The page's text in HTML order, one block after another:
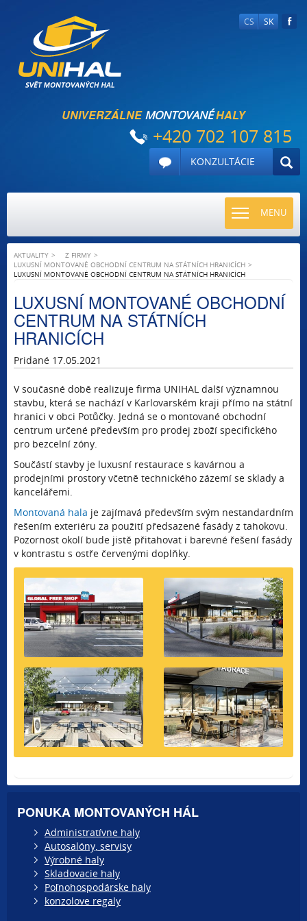
CS SK
UNIVERZÁLNEMONTOVANÉHALY
+420 702 107 815
KONZULTÁCIE
MENU
TOGGLE
AKTUALITY
Z FIRMY
LUXUSNÍ MONTOVANÉ OBCHODNÍ CENTRUM NA STÁTNÍCH HRANICÍCH
LUXUSNÍ MONTOVANÉ OBCHODNÍ CENTRUM NA STÁTNÍCH HRANICÍCH
LUXUSNÍ MONTOVANÉ OBCHODNÍ
CENTRUM NA STÁTNÍCH
HRANICÍCH
Pridané 17.05.2021
V současné době realizuje firma UNIHAL další významnou
stavbu, která se nachází v Karlovarském kraji přímo na státní
hranici v obci Potůčky. Jedná se o montované obchodní
centrum určené především pro prodej zboží specifického
pro bezcelní zóny.
Součástí stavby je luxusní restaurace s kavárnou a
prodejními prostory včetně technického zázemí se sklady a
kancelářemi.
Montovaná hala je zajímavá především svým nestandardním
řešením exteriéru za použití předsazené fasády z tahokovu.
Pozornost okolí bude jistě přitahovat i barevné řešení fasády
v kontrastu s ostře červenými doplňky.
PONUKA MONTOVANÝCH HÁL
Administratívne haly
Autosalóny, servisy
Výrobné haly
Skladovacie haly
Poľnohospodárske haly
konzolove regaly